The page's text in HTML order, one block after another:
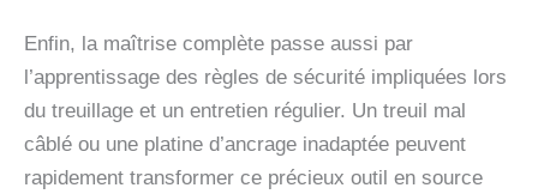
Enfin, la maîtrise complète passe aussi par
l’apprentissage des règles de sécurité impliquées lors
du treuillage et un entretien régulier. Un treuil mal
câblé ou une platine d’ancrage inadaptée peuvent
rapidement transformer ce précieux outil en source